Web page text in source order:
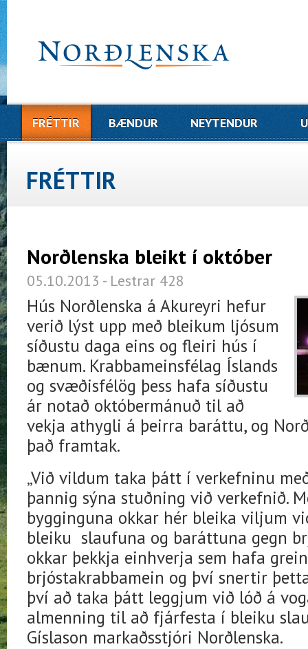
FRÉTTIR
Norðlenska bleikt í október
05.10.2013 - Lestrar 428
Hús Norðlenska á Akureyri hefur
verið lýst upp með bleikum ljósum
síðustu daga eins og fleiri hús í
bænum. Krabbameinsfélag Íslands
og svæðisfélög þess hafa síðustu
ár notað októbermánuð til að
vekja athygli á þeirra baráttu, og
það framtak.
„Við vildum taka þátt í verkefninu
þannig sýna stuðning við verkefnið.
bygginguna okkar hér bleika viljum
bleiku slaufuna og baráttuna gegn
okkar þekkja einhverja sem hafa
brjóstakrabbamein og því snertir
því að taka þátt leggjum við lóð á
almenning til að fjárfesta í bleiku
Gíslason markaðsstjóri Norðlenska.
FRÉTTIR BÆNDUR NEYTENDUR